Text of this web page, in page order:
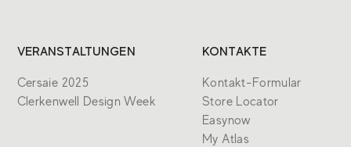
VERANSTALTUNGEN
Cersaie 2025
Clerkenwell Design Week
KONTAKTE
Kontakt-Formular
Store Locator
Easynow
My Atlas